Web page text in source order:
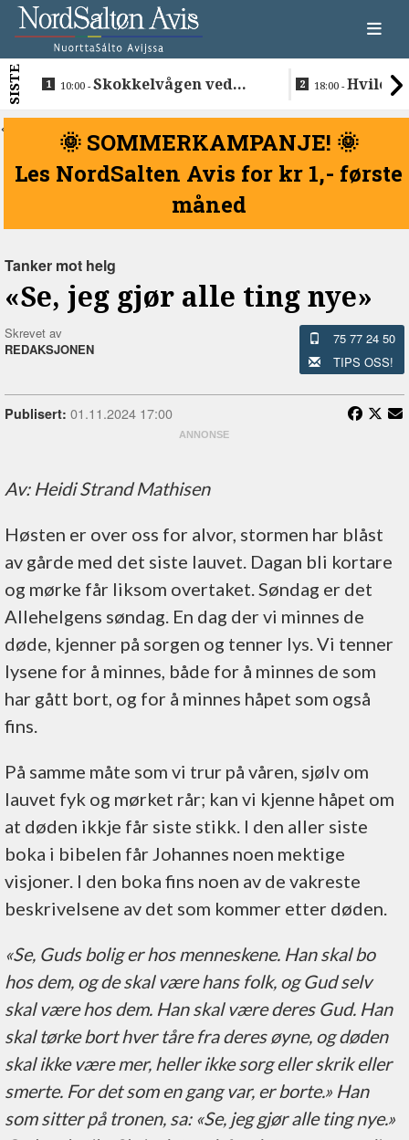
SISTE 10:00 -Skokkelvågen ved
18:00 -Hvile i
<
🌞 SOMMERKAMPANJE! 🌞
Les NordSalten Avis for kr 1,- første
måned
Tanker mot helg
«Se, jeg gjør alle ting nye»
Skrevet av
REDAKSJONEN
75 77 24 50
TIPS OSS!
Publisert: 01.11.2024 17:00
Av: Heidi Strand Mathisen
Høsten er over oss for alvor, stormen har blåst
av gårde med det siste lauvet. Dagan bli kortare
og mørke får liksom overtaket. Søndag er det
Allehelgens søndag. En dag der vi minnes de
døde, kjenner på sorgen og tenner lys. Vi tenner
lysene for å minnes, både for å minnes de som
har gått bort, og for å minnes håpet som også
fins.
På samme måte som vi trur på våren, sjølv om
lauvet fyk og mørket rår; kan vi kjenne håpet om
at døden ikkje får siste stikk. I den aller siste
boka i bibelen får Johannes noen mektige
visjoner. I den boka fins noen av de vakreste
beskrivelsene av det som kommer etter døden.
«Se, Guds bolig er hos menneskene. Han skal bo
hos dem, og de skal være hans folk, og Gud selv
skal være hos dem. Han skal være deres Gud. Han
skal tørke bort hver tåre fra deres øyne, og døden
skal ikke være mer, heller ikke sorg eller skrik eller
smerte. For det som en gang var, er borte.» Han
som sitter på tronen, sa: «Se, jeg gjør alle ting nye.»